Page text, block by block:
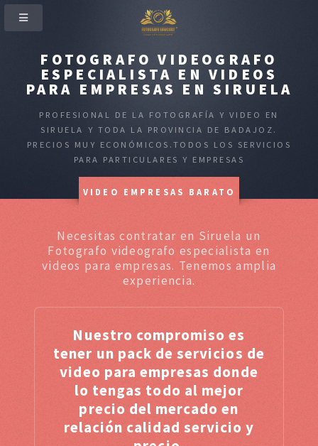
FOTOGRAFO VIDEOGRAFO
ESPECIALISTA EN VIDEOS
PARA EMPRESAS EN SIRUELA
PROFESIONAL DE LA FOTOGRAFÍA Y VIDEO EN
SIRUELA Y TODA LA PROVINCIA DE BADAJOZ.
PRECIOS MUY ECONÓMICOS.TODOS LOS SERVICIOS
PARA PARTICULARES Y EMPRESAS
VIDEO EMPRESAS BARATO
Necesitas contratar en Siruela un
Fotografo videografo especialista en
videos para empresas. Tenemos amplia
experiencia.
Nuestro compromiso es
tener un pack de servicios de
video para empresas donde
lo tengas todo al mejor
precio del mercado en
relación calidad servicio y